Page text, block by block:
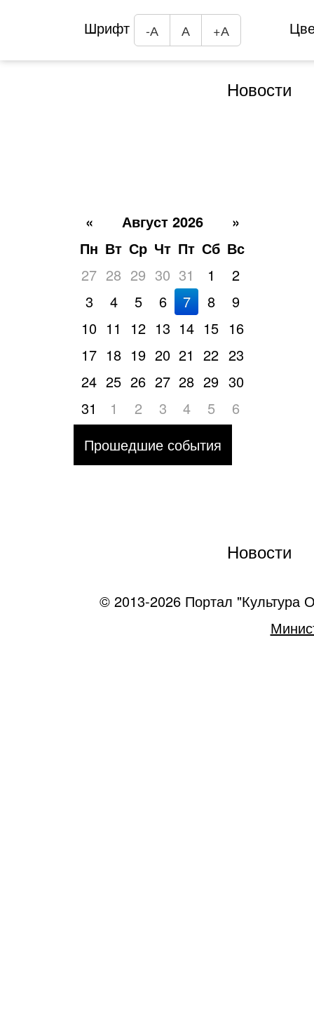
Шрифт -А А +А
Новости
« Август 2026
»
Пн Вт Ср Чт Пт Сб Вс
27 28 29 30 31 1
2
3
4 5 6 7 8
9
10 11 12 13 14 15 16
17 18 19 20 21 22 23
24 25 26 27 28 29 30
31
1 2 3 4 5
6
Прошедшие события
Новости
© 2013-2026 Портал "Культура